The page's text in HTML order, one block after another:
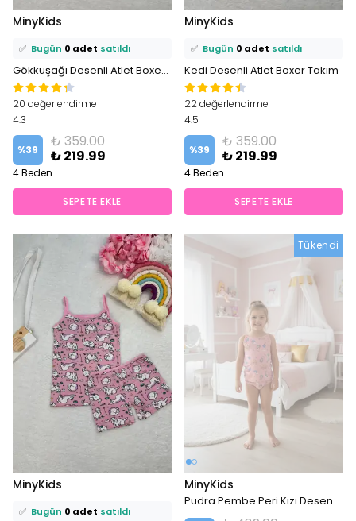
MinyKids
⭐️ Bu ürünü1 kişifavoriledi!
🛒 1 kişisepetine ekledi!
✅ Bugün 0 adet satıldı
Gökkuşağı Desenli Atlet Boxer Takım
20 değerlendirme
4.3
%39
₺ 359.00
₺ 219.99
4 Beden
SEPETE EKLE
MinyKids
⭐️ Bu ürünü2 kişifavoriledi!
🛒 1 kişisepetine ekledi!
✅ Bugün 0 adet satıldı
Kedi Desenli Atlet Boxer Takım
22 değerlendirme
4.5
%39
₺ 359.00
₺ 219.99
4 Beden
SEPETE EKLE
MinyKids
⭐️ Bu ürünü2 kişifavoriledi!
🛒 1 kişisepetine ekledi!
✅ Bugün 0 adet satıldı
Tükendi
MinyKids
Pudra Pembe Peri Kızı Desen Kız Çocuk Atlet Külot Takım